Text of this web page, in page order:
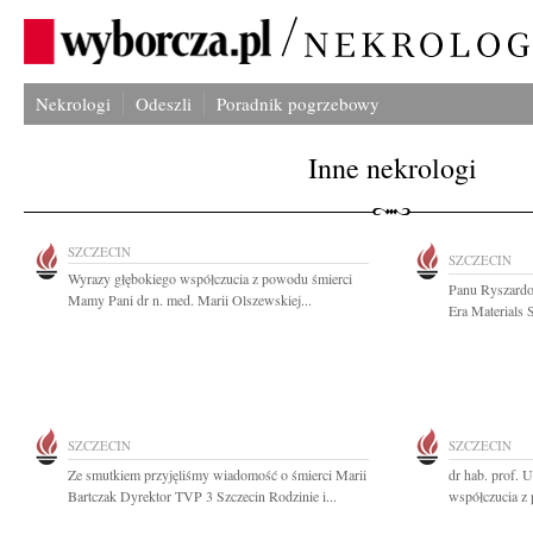
Nekrologi Odeszli Poradnik pogrzebowy
Inne nekrologi
SZCZECIN
Wyrazy głębokiego współczucia z powodu śmierci
Mamy Pani dr n. med. Marii Olszewskiej...
SZCZECIN
Panu
Era Materials
SZCZECIN
Ze smutkiem przyjęliśmy wiadomość o śmierci Marii
Bartczak Dyrektor TVP 3 Szczecin Rodzinie i...
SZCZECIN
dr hab. prof.
współczucia